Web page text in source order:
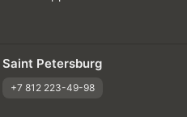
Saint Petersburg
+7 812 223-49-98